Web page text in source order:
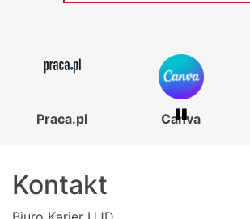
Praca.pl Canva
Kontakt